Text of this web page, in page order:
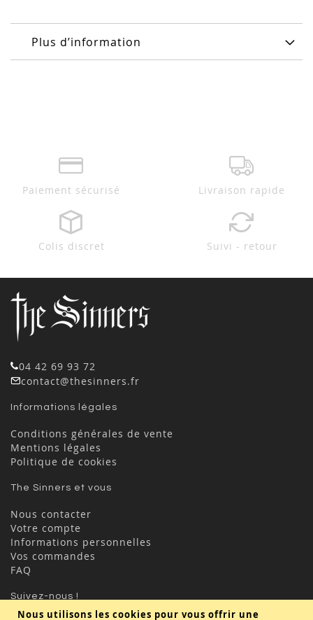
Nous utilisons les cookies pour vous offrir une
Plus d’information
Paiement sécurisé Livraison rapide
Colis discret Suivi - retour
04 42 69 93 72
contact@thesinners.fr
Informations légales
Conditions générales de vente
Mentions légales
Politique de cookies
The Sinners et vous
Nous contacter
Votre compte
Informations personnelles
Vos commandes
FAQ
Suivez-nous !